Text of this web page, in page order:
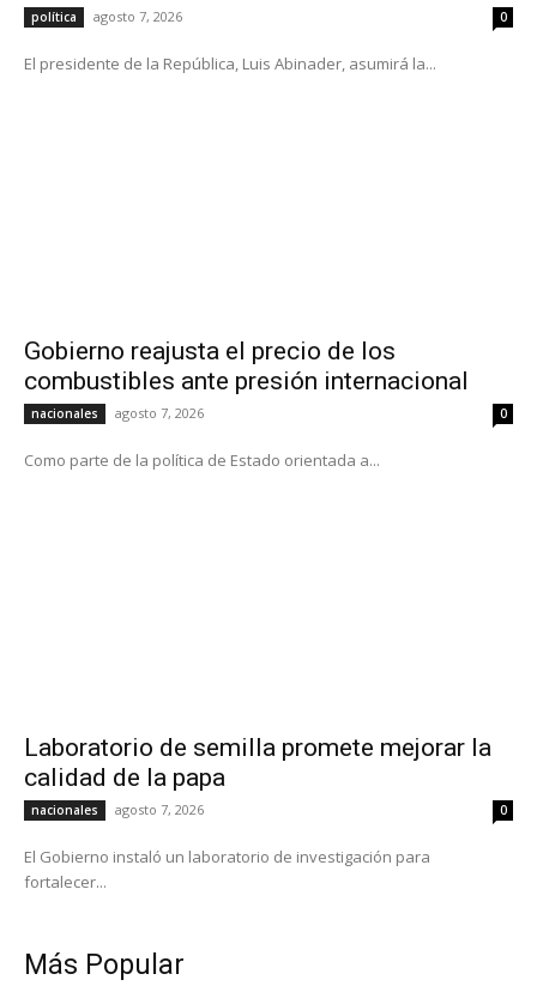
política agosto 7, 2026 0
El presidente de la República, Luis Abinader, asumirá la...
Gobierno reajusta el precio de los
combustibles ante presión internacional
nacionales agosto 7, 2026 0
Como parte de la política de Estado orientada a...
Laboratorio de semilla promete mejorar la
calidad de la papa
nacionales agosto 7, 2026 0
El Gobierno instaló un laboratorio de investigación para
fortalecer...
Más Popular